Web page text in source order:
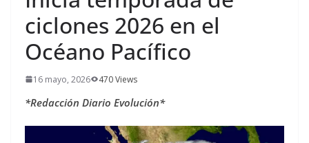
ciclones 2026 en el
Océano Pacífico
16 mayo, 2026 470 Views
*Redacción Diario Evolución*